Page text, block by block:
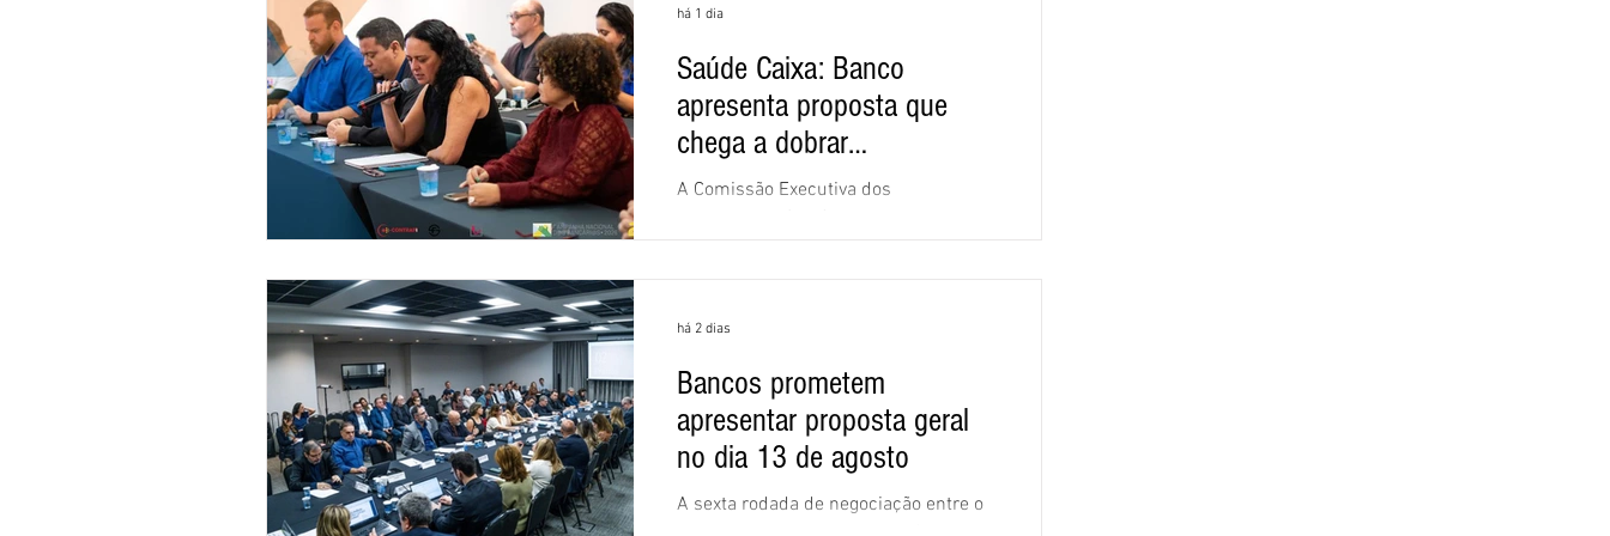
Saúde Caixa: Banco
apresenta proposta que
chega a dobrar
mensalidade
A Comissão Executiva dos
recusou a proposta apresentada pelo
banco para o custeio do Saúde Caixa,
rodada de negociações específicas da
2026, realizada em São Paulo. Por
unanimidade, todas as federações que
compõem a mesa de negociações das
empregadas e dos empregados
exigiram que a Caixa refaça os
há 1 dia
Bancos prometem
apresentar proposta geral
no dia 13 de agosto
A sexta rodada de negociação entre o
há 2 dias